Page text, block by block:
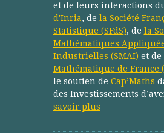
et de leurs interactions
d'Inria, de la Société
Statistique (SFdS), de la
Mathématiques
Industrielles (SMAI) et de
Mathématique de France
le soutien de Cap’Maths
des Investissements
savoir plus